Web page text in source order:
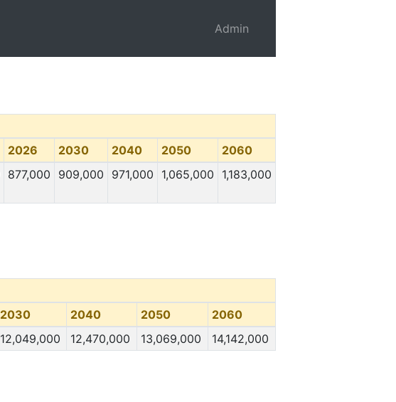
Admin
2026 2030 2040 2050
2060
877,000 909,000 971,000 1,065,000 1,183,000
2030 2040 2050
2060
12,049,000 12,470,000 13,069,000 14,142,000